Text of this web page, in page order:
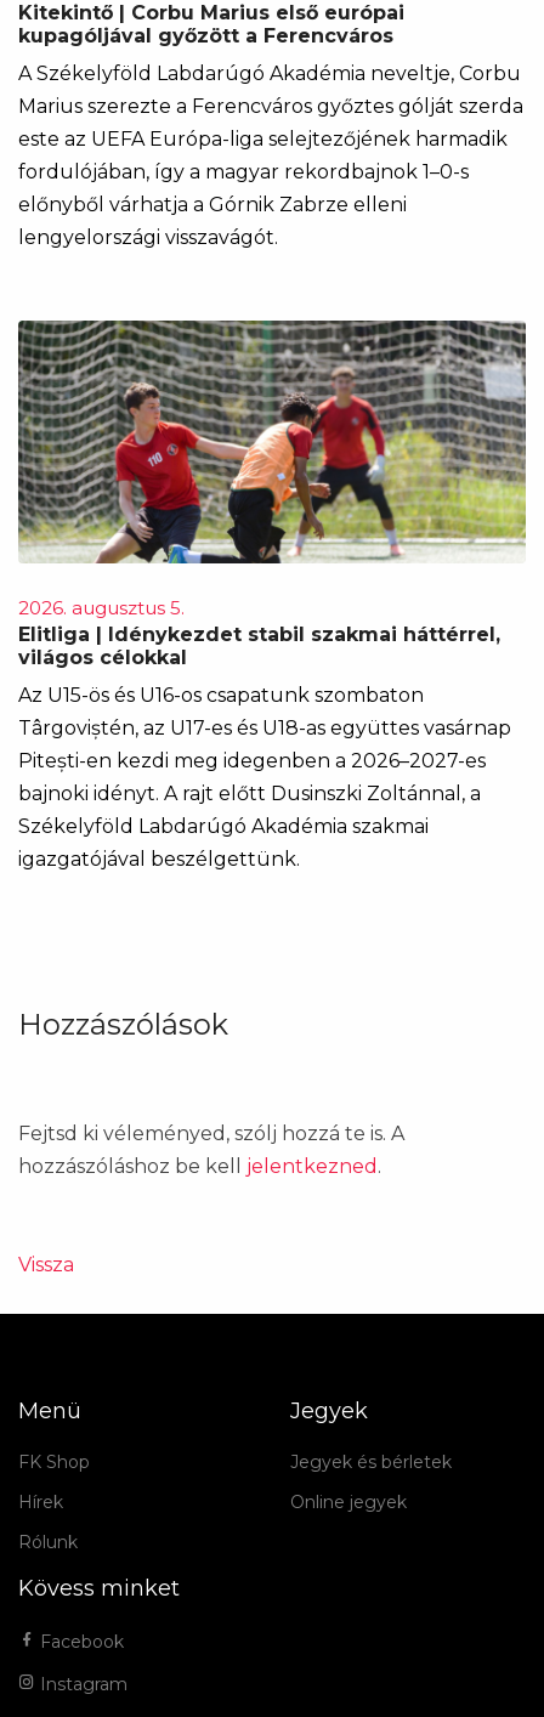
Kitekintő | Corbu Marius első európai
kupagóljával győzött a Ferencváros
A Székelyföld Labdarúgó Akadémia neveltje, Corbu
Marius szerezte a Ferencváros győztes gólját szerda
este az UEFA Európa-liga selejtezőjének harmadik
fordulójában, így a magyar rekordbajnok 1–0-s
előnyből várhatja a Górnik Zabrze elleni
lengyelországi visszavágót.
2026. augusztus 5.
Elitliga | Idénykezdet stabil szakmai háttérrel,
világos célokkal
Az U15-ös és U16-os csapatunk szombaton
Târgoviștén, az U17-es és U18-as együttes vasárnap
Pitești-en kezdi meg idegenben a 2026–2027-es
bajnoki idényt. A rajt előtt Dusinszki Zoltánnal, a
Székelyföld Labdarúgó Akadémia szakmai
igazgatójával beszélgettünk.
Hozzászólások
Fejtsd ki véleményed, szólj hozzá te is. A
hozzászóláshoz be kell jelentkezned .
Vissza
Menü
FK Shop
Hírek
Rólunk
Jegyek
Jegyek és bérletek
Online jegyek
Kövess minket
Facebook
Instagram